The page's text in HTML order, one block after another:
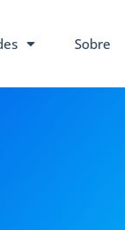
Sobre